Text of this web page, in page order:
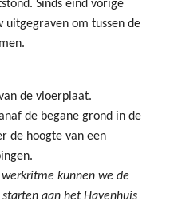
Sinds eind vorige
uitgegraven om tussen de
de vloerplaat.
de begane grond in de
de hoogte van een
kunnen we de
aan het Havenhuis